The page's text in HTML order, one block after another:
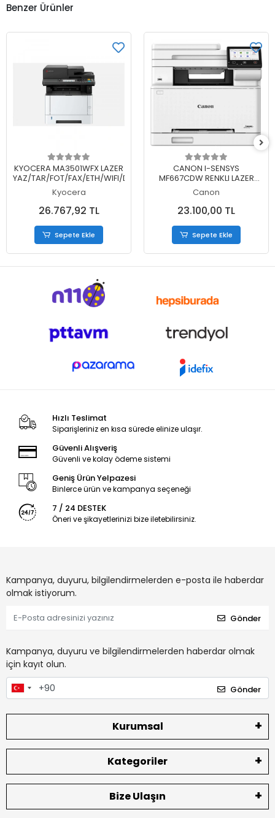
Benzer Ürünler
Sepete Ekle
KYOCERA MA3501WFX LAZER
YAZ/TAR/FOT/FAX/ETH/WIFI/DUBLEKS
Kyocera
26.767,92 TL
Sepete Ekle
Sepete Ekle
CANON I-SENSYS
MF667CDW RENKLI LAZER
YAZ/TAR/FOT/FAX/DUB/ETH/
Canon
23.100,00 TL
Sepete Ekle
Hızlı Teslimat
Siparişleriniz en kısa sürede elinize ulaşır.
Güvenli Alışveriş
Güvenli ve kolay ödeme sistemi
Geniş Ürün Yelpazesi
Binlerce ürün ve kampanya seçeneği
7 / 24 DESTEK
Öneri ve şikayetlerinizi bize iletebilirsiniz.
Kampanya, duyuru, bilgilendirmelerden e-posta ile haberdar
olmak istiyorum.
Gönder
Kampanya, duyuru ve bilgilendirmelerden haberdar olmak
için kayıt olun.
Gönder
Kurumsal
Kategoriler
Bize Ulaşın